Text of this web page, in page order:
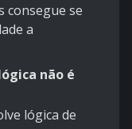
consegue se
a
não é
lógica de